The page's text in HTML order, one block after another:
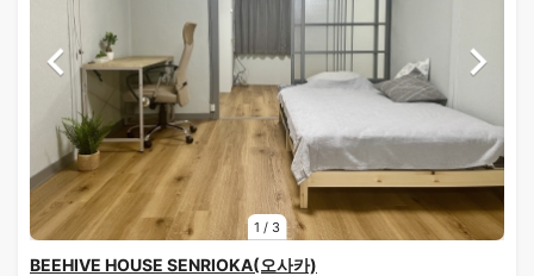
1 / 3
BEEHIVE HOUSE SENRIOKA(오사카)